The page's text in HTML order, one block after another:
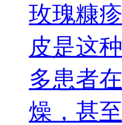
玫瑰糠
皮是这
多患者
燥，甚